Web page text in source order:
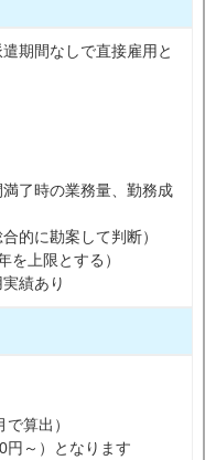
期間なしで直接雇用と
了時の業務量、勤務成
的に勘案して判断）
を上限とする）
績あり
算出）
～）となります